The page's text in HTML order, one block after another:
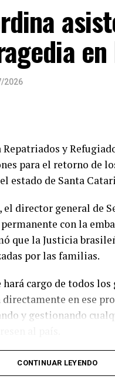
2026
y
para el retorno de
estado de Santa
el director general de
con la
que la Justicia
por las familias.
cargo de todos
en ese
y gestionando
que ya recibieron el
viaje previsto para el
CONTINUAR LEYENDO